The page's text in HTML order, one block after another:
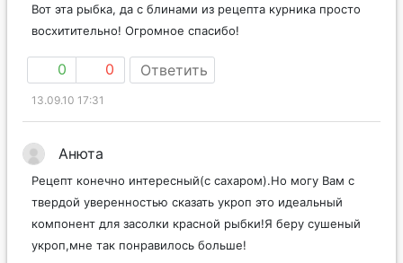
Вот эта рыбка, да с блинами из рецепта курника просто
восхитительно! Огромное спасибо!
0 0 Ответить
13.09.10 17:31
Анюта
Рецепт конечно интересный(с сахаром).Но могу Вам с
твердой уверенностью сказать укроп это идеальный
компонент для засолки красной рыбки!Я беру сушеный
укроп,мне так понравилось больше!